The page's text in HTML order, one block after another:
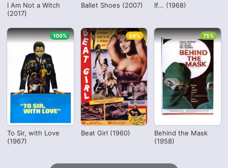
I Am Not a Witch
(2017)
Ballet Shoes (2007) If... (1968)
To Sir, with Love
(1967)
100%
Beat Girl (1960)
50%
Behind the Mask
(1958)
75%